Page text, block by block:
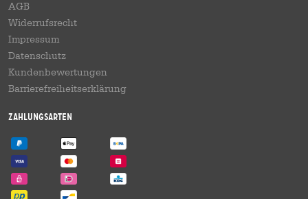
AGB
Widerrufsrecht
Impressum
Datenschutz
Kundenbewertungen
Barrierefreiheitserklärung
Zahlungsarten